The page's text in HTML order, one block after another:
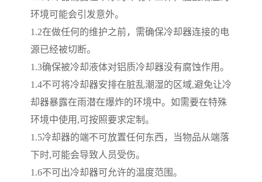
环境可能会引发意外。
1.2在做任何的维护之前，需确保冷却器连接的电
源已经被切断。
1.3确保被冷却液体对铝质冷却器没有腐蚀作用。
1.4不可将冷却器安排在脏乱潮湿的区域,避免让冷
却器暴露在雨潜在爆炸的环境中。如需要在特殊
环境中使用 ,可按照要求定制。
1.5冷却器的端不可放置任何东西，当物品从端落
下时,可能会导致人员受伤。
1.6不可出冷却器可允许的温度范围。